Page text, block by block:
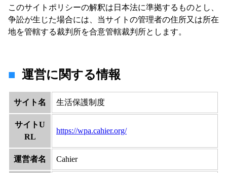
このサイトポリシーの解釈は日本法に準拠するものとし、
争訟が生じた場合には、当サイトの管理者の住所又は所在
地を管轄する裁判所を合意管轄裁判所とします。
運営に関する情報
サイト名 生活保護制度
サイトU
RL
https://wpa.cahier.org/
運営者名 Cahier